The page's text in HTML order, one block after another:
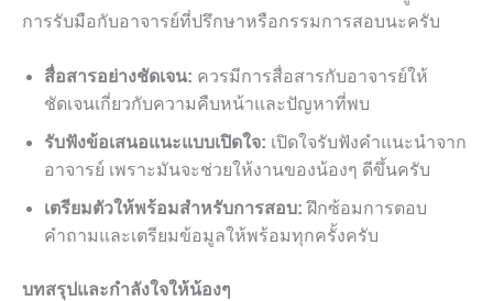
การรับมือกับอาจารย์ที่ปรึกษาหรือกรรมการสอบนะครับ
สื่อสารอย่างชัดเจน: ควรมีการสื่อสารกับอาจารย์ให้
ชัดเจนเกี่ยวกับความคืบหน้าและปัญหาที่พบ
รับฟังข้อเสนอแนะแบบเปิดใจ: เปิดใจรับฟังคำแนะนำจาก
อาจารย์ เพราะมันจะช่วยให้งานของน้องๆ ดีขึ้นครับ
เตรียมตัวให้พร้อมสำหรับการสอบ: ฝึกซ้อมการตอบ
คำถามและเตรียมข้อมูลให้พร้อมทุกครั้งครับ
บทสรุปและกำลังใจให้น้องๆ